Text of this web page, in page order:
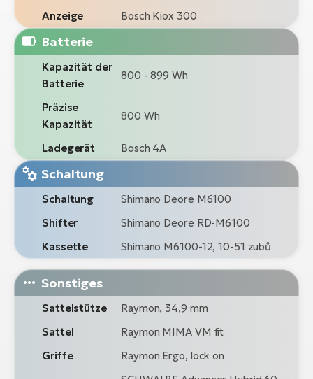
Anzeige
Bosch Kiox 300
Batterie
Kapazität der
Batterie
800 - 899 Wh
Präzise
Kapazität
800 Wh
Ladegerät Bosch 4A
Schaltung
Schaltung
Shimano Deore M6100
Shifter
Shimano Deore RD-M6100
Kassette
Shimano M6100-12, 10-51 zubů
Sonstiges
Sattelstütze
Raymon, 34,9 mm
Sattel
Raymon MIMA VM fit
Griffe
Raymon Ergo, lock on